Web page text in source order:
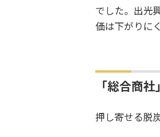
でした。出光
価は下がりに
「総合商
押し寄せる脱